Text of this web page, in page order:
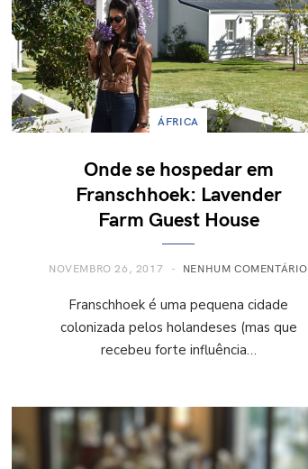
ÁFRICA
Onde se hospedar em
Franschhoek: Lavender
Farm Guest House
NOVEMBRO 26, 2017 NENHUM COMENTÁRIO
Franschhoek é uma pequena cidade
colonizada pelos holandeses (mas que
recebeu forte influência…